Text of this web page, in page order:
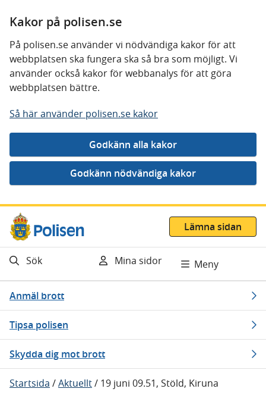
Kakor på polisen.se
På polisen.se använder vi nödvändiga kakor för att
webbplatsen ska fungera ska så bra som möjligt. Vi
använder också kakor för webbanalys för att göra
webbplatsen bättre.
Så här använder polisen.se kakor
Gå direkt till innehåll
Lämna sidan
Sök Mina sidor Meny
Anmäl brott
Tipsa polisen
Skydda dig mot brott
Startsida /Aktuellt/ 19 juni 09.51, Stöld, Kiruna